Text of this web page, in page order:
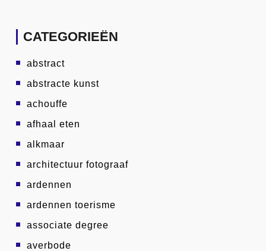
CATEGORIEËN
abstract
abstracte kunst
achouffe
afhaal eten
alkmaar
architectuur fotograaf
ardennen
ardennen toerisme
associate degree
averbode